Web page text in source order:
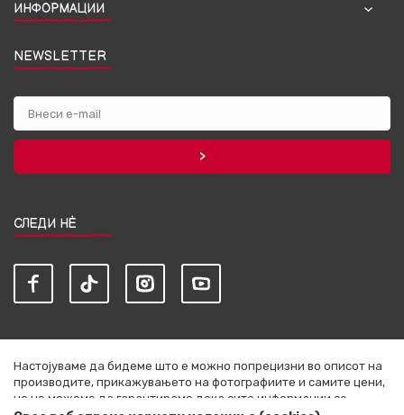
ИНФОРМАЦИИ
NEWSLETTER
СЛЕДИ НЀ
Настојуваме да бидеме што е можно попрецизни во описот на
производите, прикажувањето на фотографиите и самите цени,
но не можеме да гарантираме дека сите информации се